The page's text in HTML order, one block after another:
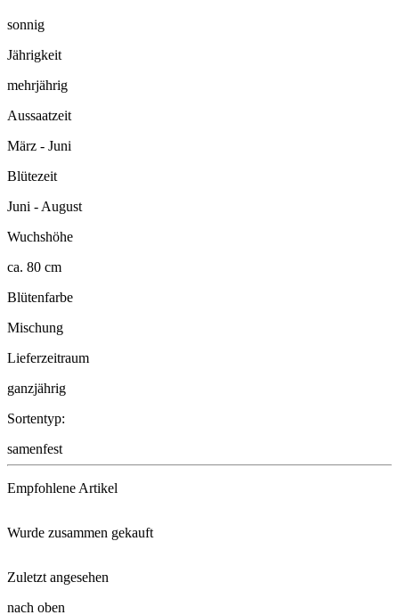
sonnig
Jährigkeit
mehrjährig
Aussaatzeit
März - Juni
Blütezeit
Juni - August
Wuchshöhe
ca. 80 cm
Blütenfarbe
Mischung
Lieferzeitraum
ganzjährig
Sortentyp:
samenfest
Empfohlene Artikel
Wurde zusammen gekauft
Zuletzt angesehen
nach oben